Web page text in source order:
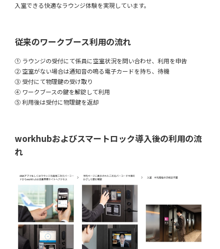
入室できる快適なラウンジ体験を実現しています。
従来のワークブース利用の流れ
① ラウンジの受付にて係員に空室状況を問い合わせ、利用を申告
② 空室がない場合は通知音の鳴る電子カードを持ち、待機
③ 受付にて物理鍵の受け取り
④ ワークブースの鍵を解錠して利用
⑤ 利用後は受付に物理鍵を返却
workhubおよびスマートロック導入後の利用の流
れ